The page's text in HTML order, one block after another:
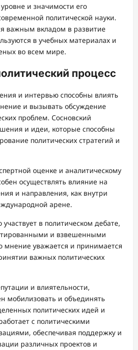
и значимости его
политической науки.
важным вкладом в развитие
в учебных материалах и
во всем мире.
процесс
и интервью способны влиять
и вызывать обсуждение
проблем. Сосновский
и идеи, которые способны
политических стратегий и
оценке и аналитическому
осуществлять влияние на
и направления, как внутри
арене.
в политическом дебате,
и взвешенными
мнение уважается и принимается
важных политических
и влиятельности,
мобилизовать и объединять
политических идей и
с политическими
обеспечивая поддержку и
различных проектов и